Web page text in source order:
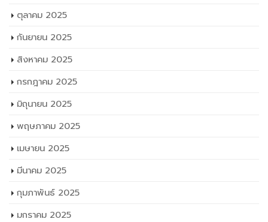
ตุลาคม 2025
กันยายน 2025
สิงหาคม 2025
กรกฎาคม 2025
มิถุนายน 2025
พฤษภาคม 2025
เมษายน 2025
มีนาคม 2025
กุมภาพันธ์ 2025
มกราคม 2025